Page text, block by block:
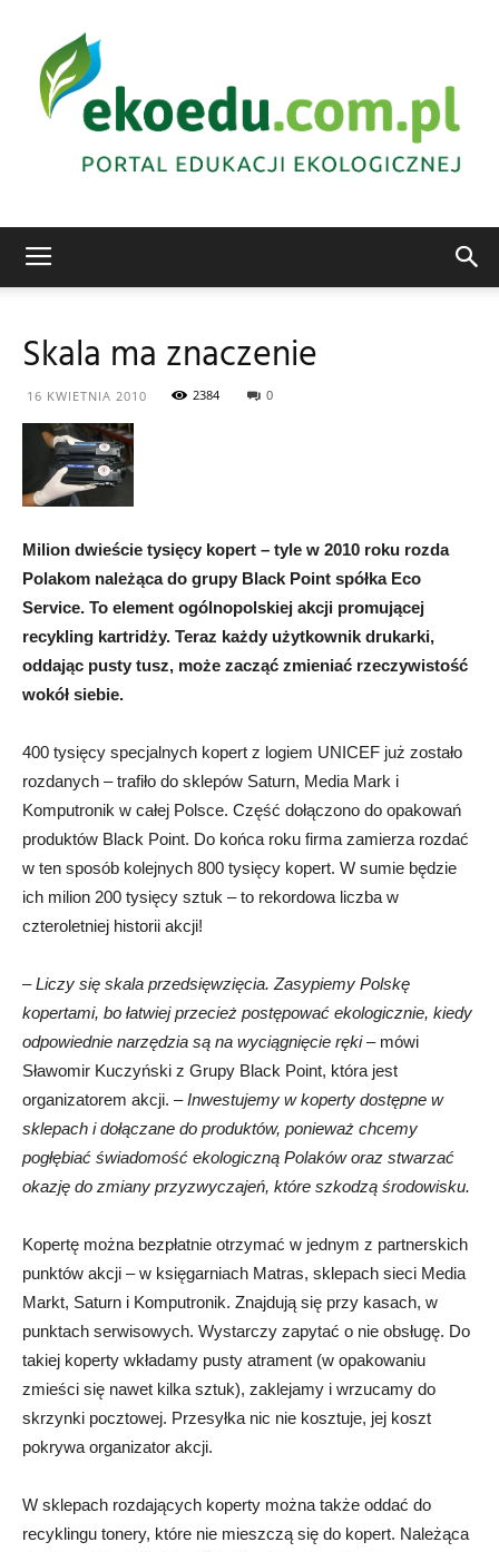
Skala ma znaczenie
16 KWIETNIA 2010 2384 0
Milion dwieście tysięcy kopert – tyle w 2010 roku rozda
Polakom należąca do grupy Black Point spółka Eco
Service. To element ogólnopolskiej akcji promującej
recykling kartridży. Teraz każdy użytkownik drukarki,
oddając pusty tusz, może zacząć zmieniać rzeczywistość
wokół siebie.
400 tysięcy specjalnych kopert z logiem UNICEF już zostało
rozdanych – trafiło do sklepów Saturn, Media Mark i
Komputronik w całej Polsce. Część dołączono do opakowań
produktów Black Point. Do końca roku firma zamierza rozdać
w ten sposób kolejnych 800 tysięcy kopert. W sumie będzie
ich milion 200 tysięcy sztuk – to rekordowa liczba w
czteroletniej historii akcji!
–Liczy się skala przedsięwzięcia. Zasypiemy Polskę
kopertami, bo łatwiej przecież postępować ekologicznie, kiedy
odpowiednie narzędzia są na wyciągnięcie ręki– mówi
Sławomir Kuczyński z Grupy Black Point, która jest
organizatorem akcji. –Inwestujemy w koperty dostępne w
sklepach i dołączane do produktów, ponieważ chcemy
pogłębiać świadomość ekologiczną Polaków oraz stwarzać
okazję do zmiany przyzwyczajeń, które szkodzą środowisku.
Kopertę można bezpłatnie otrzymać w jednym z partnerskich
punktów akcji – w księgarniach Matras, sklepach sieci Media
Markt, Saturn i Komputronik. Znajdują się przy kasach, w
punktach serwisowych. Wystarczy zapytać o nie obsługę. Do
takiej koperty wkładamy pusty atrament (w opakowaniu
zmieści się nawet kilka sztuk), zaklejamy i wrzucamy do
skrzynki pocztowej. Przesyłka nic nie kosztuje, jej koszt
pokrywa organizator akcji.
W sklepach rozdających koperty można także oddać do
recyklingu tonery, które nie mieszczą się do kopert. Należąca